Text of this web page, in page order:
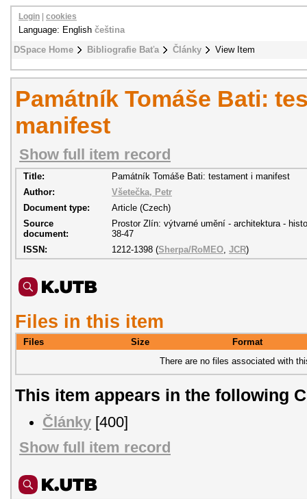
DSpace Home Bibliografie Baťa Články View Item
Login cookies
Language: English čeština
Památník Tomáše Bati:
manifest
Show full item record
Title:
Památník Tomáše Bati: testament i manifest
Author:
Všetečka, Petr
Document type:
Article (Czech)
Source
document:
Prostor Zlín: výtvarné umění - architektura -
38-47
ISSN:
1212-1398 (Sherpa/RoMEO, JCR)
Files in this item
Files Size
Format
There are no files associated with
This item appears in the following
Články [400]
Show full item record